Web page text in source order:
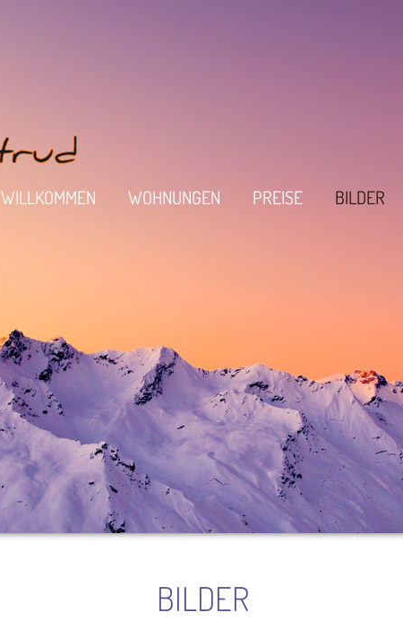
BILDER
WILLKOMMEN WOHNUNGEN PREISE BILDER